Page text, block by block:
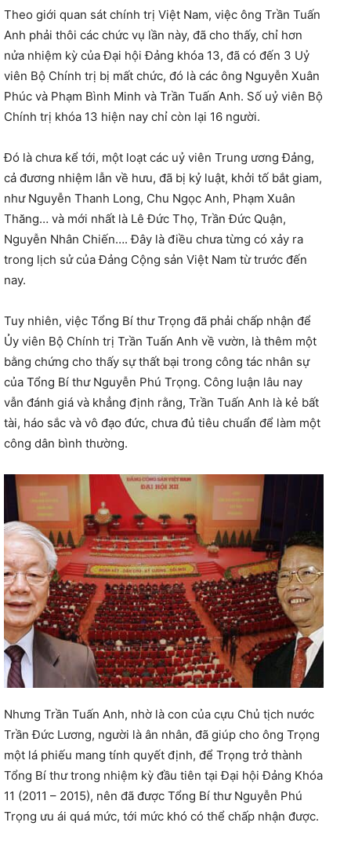
Theo giới quan sát chính trị Việt Nam, việc ông Trần Tuấn
Anh phải thôi các chức vụ lần này, đã cho thấy, chỉ hơn
nửa nhiệm kỳ của Đại hội Đảng khóa 13, đã có đến 3 Uỷ
viên Bộ Chính trị bị mất chức, đó là các ông Nguyễn Xuân
Phúc và Phạm Bình Minh và Trần Tuấn Anh. Số uỷ viên Bộ
Chính trị khóa 13 hiện nay chỉ còn lại 16 người.
Đó là chưa kể tới, một loạt các uỷ viên Trung ương Đảng,
cả đương nhiệm lẫn về hưu, đã bị kỷ luật, khởi tố bắt giam,
như Nguyễn Thanh Long, Chu Ngọc Anh, Phạm Xuân
Thăng… và mới nhất là Lê Đức Thọ, Trần Đức Quận,
Nguyễn Nhân Chiến…. Đây là điều chưa từng có xảy ra
trong lịch sử của Đảng Cộng sản Việt Nam từ trước đến
nay.
Tuy nhiên, việc Tổng Bí thư Trọng đã phải chấp nhận để
Ủy viên Bộ Chính trị Trần Tuấn Anh về vườn, là thêm một
bằng chứng cho thấy sự thất bại trong công tác nhân sự
của Tổng Bí thư Nguyễn Phú Trọng. Công luận lâu nay
vẫn đánh giá và khẳng định rằng, Trần Tuấn Anh là kẻ bất
tài, háo sắc và vô đạo đức, chưa đủ tiêu chuẩn để làm một
công dân bình thường.
Nhưng Trần Tuấn Anh, nhờ là con của cựu Chủ tịch nước
Trần Đức Lương, người là ân nhân, đã giúp cho ông Trọng
một lá phiếu mang tính quyết định, để Trọng trở thành
Tổng Bí thư trong nhiệm kỳ đầu tiên tại Đại hội Đảng Khóa
11 (2011 – 2015), nên đã được Tổng Bí thư Nguyễn Phú
Trọng ưu ái quá mức, tới mức khó có thể chấp nhận được.